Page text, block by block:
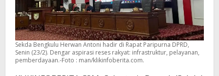
Sekda Bengkulu Herwan Antoni hadir di Rapat Paripurna DPRD,
Senin (23/2). Dengar aspirasi reses rakyat: infrastruktur, pelayanan,
pemberdayaan.-Foto : man/klikinfoberita.com.